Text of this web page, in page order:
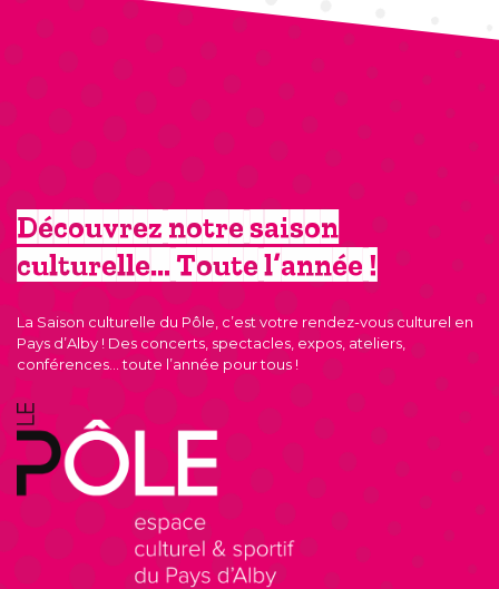
Découvrez notre saison
culturelle… Toute l’année !
La Saison culturelle du Pôle, c’est votre rendez-vous culturel en
Pays d’Alby ! Des concerts, spectacles, expos, ateliers,
conférences… toute l’année pour tous !